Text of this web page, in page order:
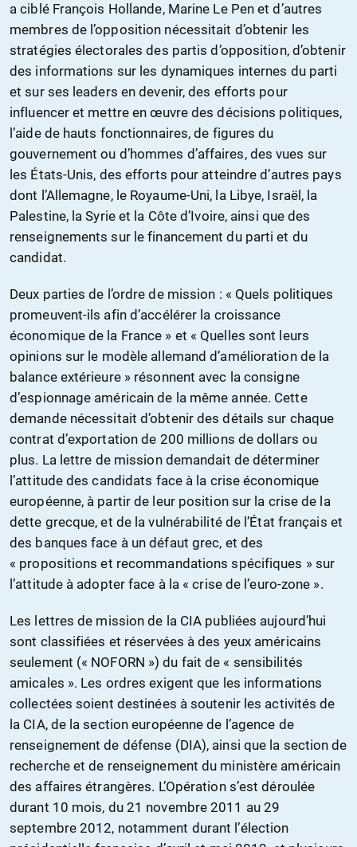
a ciblé François Hollande, Marine Le Pen et d’autres
membres de l’opposition nécessitait d’obtenir les
stratégies électorales des partis d’opposition, d’obtenir
des informations sur les dynamiques internes du parti
et sur ses leaders en devenir, des efforts pour
influencer et mettre en œuvre des décisions politiques,
l’aide de hauts fonctionnaires, de figures du
gouvernement ou d’hommes d’affaires, des vues sur
les États-Unis, des efforts pour atteindre d’autres pays
dont l’Allemagne, le Royaume-Uni, la Libye, Israël, la
Palestine, la Syrie et la Côte d’Ivoire, ainsi que des
renseignements sur le financement du parti et du
candidat.
Deux parties de l’ordre de mission : « Quels politiques
promeuvent-ils afin d’accélérer la croissance
économique de la France » et « Quelles sont leurs
opinions sur le modèle allemand d’amélioration de la
balance extérieure » résonnent avec la consigne
d’espionnage américain de la même année. Cette
demande nécessitait d’obtenir des détails sur chaque
contrat d’exportation de 200 millions de dollars ou
plus. La lettre de mission demandait de déterminer
l’attitude des candidats face à la crise économique
européenne, à partir de leur position sur la crise de la
dette grecque, et de la vulnérabilité de l’État français et
des banques face à un défaut grec, et des
« propositions et recommandations spécifiques » sur
l’attitude à adopter face à la « crise de l’euro-zone ».
Les lettres de mission de la CIA publiées aujourd’hui
sont classifiées et réservées à des yeux américains
seulement (« NOFORN ») du fait de « sensibilités
amicales ». Les ordres exigent que les informations
collectées soient destinées à soutenir les activités de
la CIA, de la section européenne de l’agence de
renseignement de défense (DIA), ainsi que la section de
recherche et de renseignement du ministère américain
des affaires étrangères. L’Opération s’est déroulée
durant 10 mois, du 21 novembre 2011 au 29
septembre 2012, notamment durant l’élection